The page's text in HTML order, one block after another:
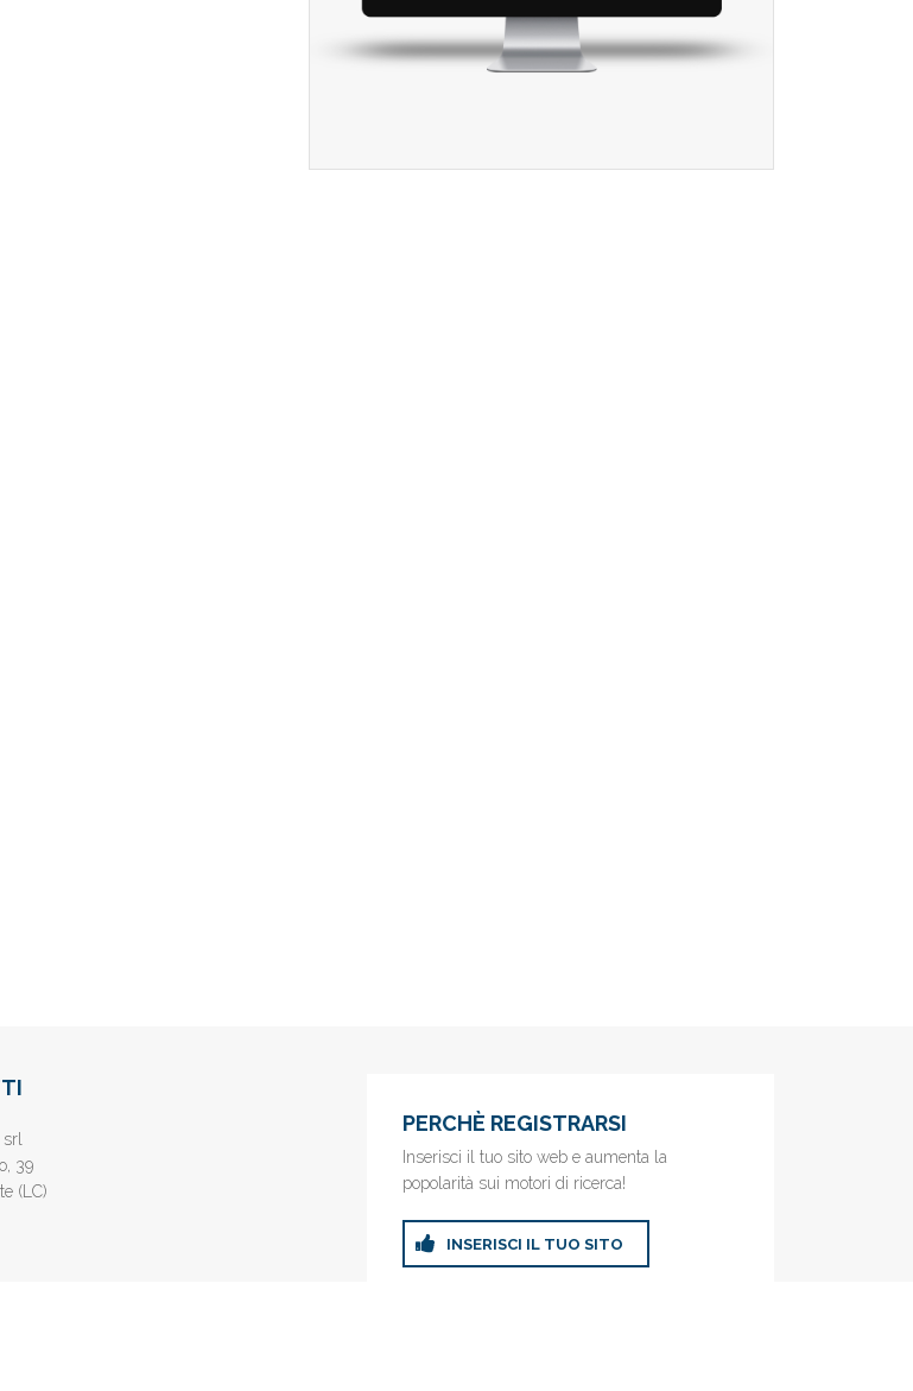
srl
39
(LC)
PERCHÈ REGISTRARSI
Inserisci il tuo sito web e aumenta la
popolarità sui motori di ricerca!
INSERISCI IL TUO SITO